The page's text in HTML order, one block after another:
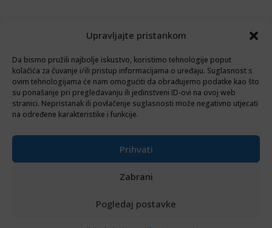
Upravljajte pristankom
Da bismo pružili najbolje iskustvo, koristimo tehnologije poput
kolačića za čuvanje i/ili pristup informacijama o uređaju. Suglasnost s
ovim tehnologijama će nam omogućiti da obrađujemo podatke kao što
su ponašanje pri pregledavanju ili jedinstveni ID-ovi na ovoj web
stranici. Nepristanak ili povlačenje suglasnosti može negativno utjecati
na određene karakteristike i funkcije.
Prihvati
Zabrani
Pogledaj postavke